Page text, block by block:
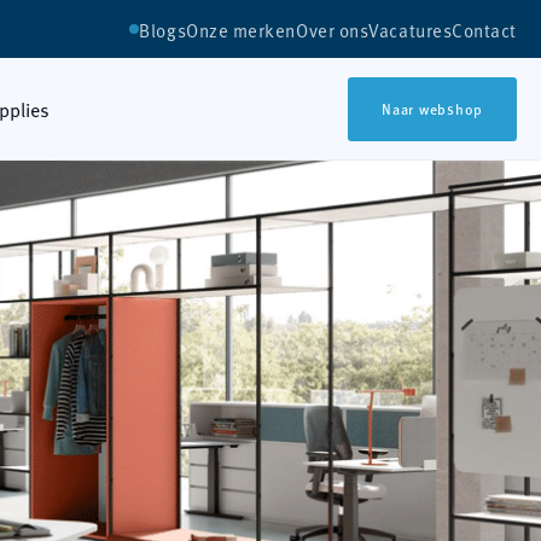
BlogsOnze merkenOver onsVacaturesContact
Naar webshop